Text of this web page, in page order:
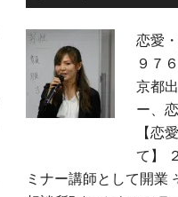
恋愛
９７
京都
ー、
【恋
て】
ミナー講師として開業